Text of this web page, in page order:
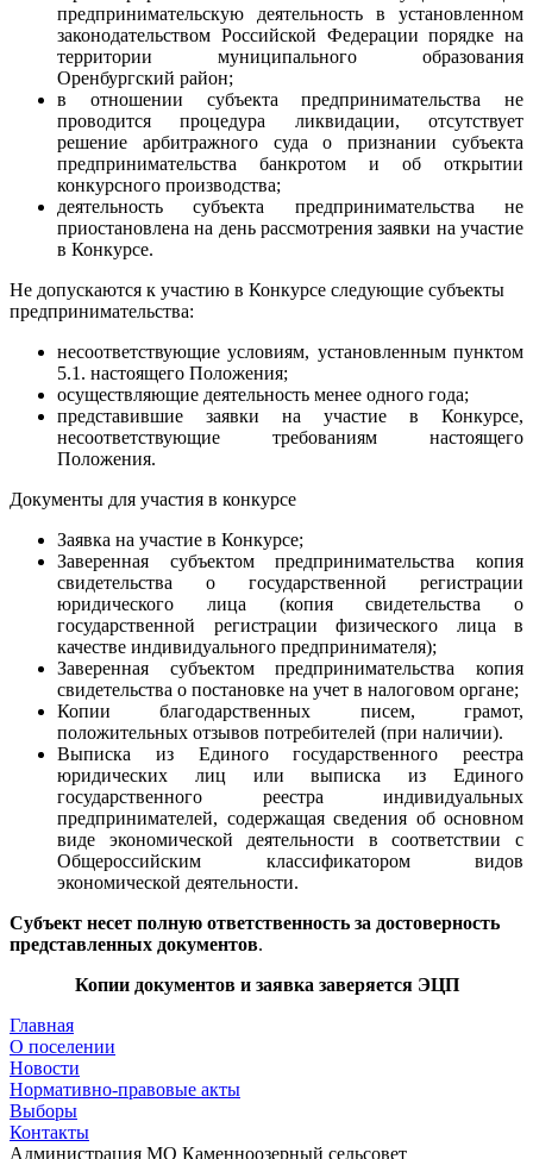
предпринимательскую деятельность в установленном
законодательством Российской Федерации порядке на
территории муниципального образования
Оренбургский район;
в отношении субъекта предпринимательства не
проводится процедура ликвидации, отсутствует
решение арбитражного суда о признании субъекта
предпринимательства банкротом и об открытии
конкурсного производства;
деятельность субъекта предпринимательства не
приостановлена на день рассмотрения заявки на участие
в Конкурсе.
Не допускаются к участию в Конкурсе следующие субъекты
предпринимательства:
несоответствующие условиям, установленным пунктом
5.1. настоящего Положения;
осуществляющие деятельность менее одного года;
представившие заявки на участие в Конкурсе,
несоответствующие требованиям настоящего
Положения.
Документы для участия в конкурсе
Заявка на участие в Конкурсе;
Заверенная субъектом предпринимательства копия
свидетельства о государственной регистрации
юридического лица (копия свидетельства о
государственной регистрации физического лица в
качестве индивидуального предпринимателя);
Заверенная субъектом предпринимательства копия
свидетельства о постановке на учет в налоговом органе;
Копии благодарственных писем, грамот,
положительных отзывов потребителей (при наличии).
Выписка из Единого государственного реестра
юридических лиц или выписка из Единого
государственного реестра индивидуальных
предпринимателей, содержащая сведения об основном
виде экономической деятельности в соответствии с
Общероссийским классификатором видов
экономической деятельности.
Субъект несет полную ответственность за достоверность
представленных документов.
Копии документов и заявка заверяется ЭЦП
Главная
О поселении
Новости
Нормативно-правовые акты
Выборы
Контакты
Администрация МО Каменноозерный сельсовет